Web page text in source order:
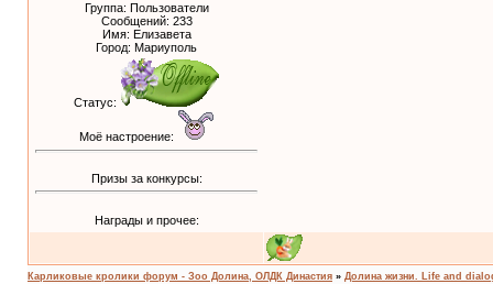
Группа: Пользователи
Сообщений: 233
Имя: Елизавета
Город: Мариуполь
Статус:
Моё настроение:
Призы за конкурсы:
Награды и прочее:
Карликовые кролики форум - Зоо Долина, ОЛДК Династия » Долина жизни. Life and